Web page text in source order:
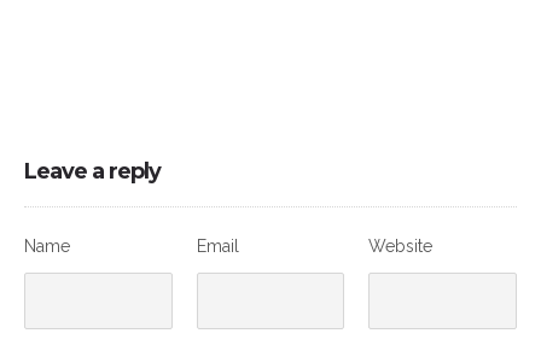
Leave a reply
Name Email Website